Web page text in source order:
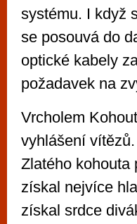
systému. I když
se posouvá do
optické kabely
požadavek na
Vrcholem
vyhlášení
Zlatého kohouta
získal nejvíce
získal srdce